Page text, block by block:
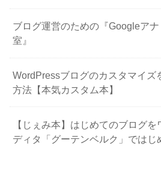
ブログ運営のための『Googleア
室』
WordPressブログのカスタマイズ
方法【本気カスタム本】
【じぇみ本】はじめてのブログ
ディタ「グーテンベルク」ではじ